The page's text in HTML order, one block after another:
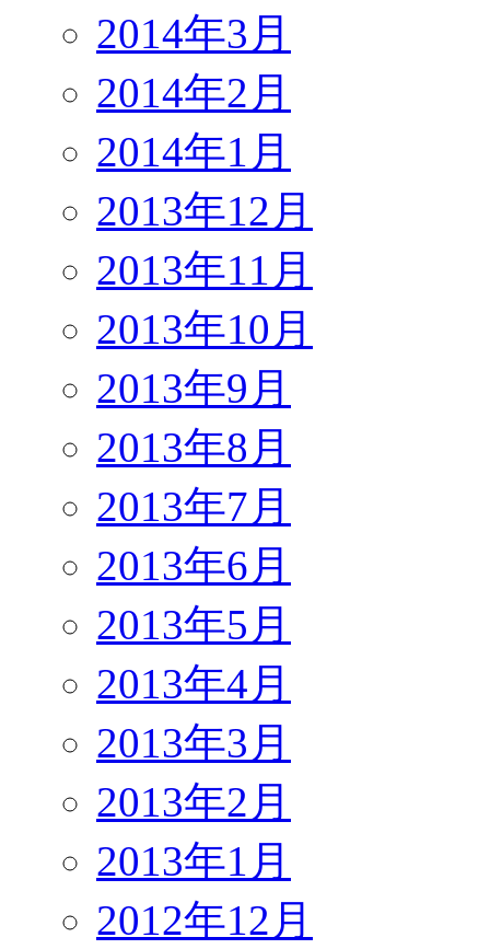
2014年3月
2014年2月
2014年1月
2013年12月
2013年11月
2013年10月
2013年9月
2013年8月
2013年7月
2013年6月
2013年5月
2013年4月
2013年3月
2013年2月
2013年1月
2012年12月